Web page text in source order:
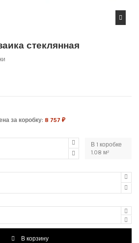
стеклянная
за коробку:8 757 ₽
В 1 коробке
1.08 м²
В корзину